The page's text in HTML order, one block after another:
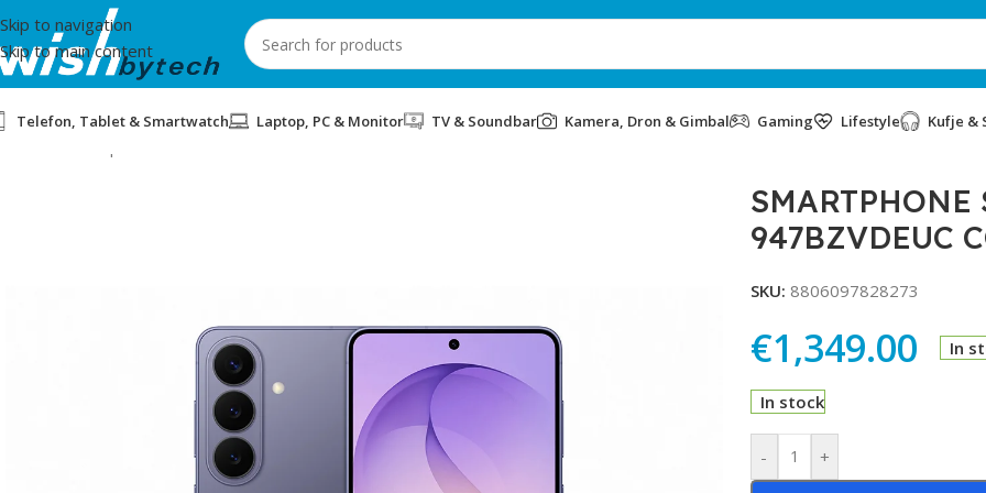
Skip to navigation
Skip to main content
Telefon, Tablet & Smartwatch Laptop, PC & Monitor TV & Soundbar Kamera, Dron & Gimbal Gaming Lifestyle Kufje &
SMARTPHONE
947BZVDEUC
SKU: 8806097828273
€1,349.00 In
In stock
- +
Alternative: